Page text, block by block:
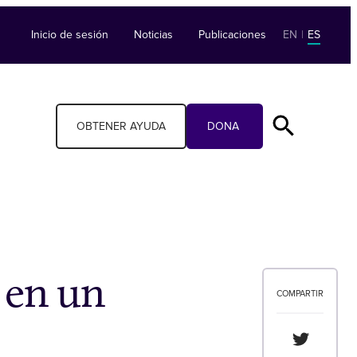
Inicio de sesión Noticias Publicaciones EN | ES
OBTENER AYUDA DONA
COMPARTIR
un